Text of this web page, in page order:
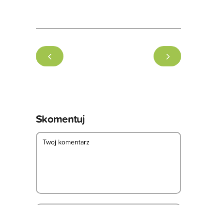
Skomentuj